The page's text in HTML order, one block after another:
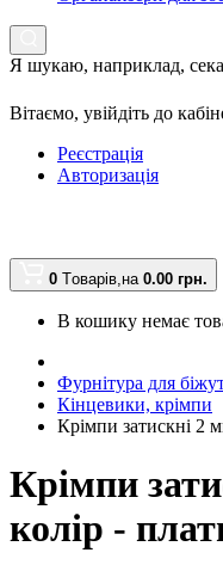
Я шукаю, наприклад,
Вітаємо, увійдіть до
Реєстрація
Авторизація
0 Tоварів,на 0.00 грн.
В кошику немає
Фурнітура для
Кінцевики, крімпи
Крімпи затискні 2
Крімпи
колір -